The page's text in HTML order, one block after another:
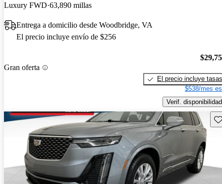
Luxury FWD 63,890 millas
Entrega a domicilio desde Woodbridge, VA
El precio incluye envío de $256
Gran oferta
El precio incluye tasas
$538/mes
Verif. disponibilidad